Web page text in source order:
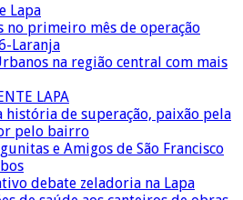
Lapa
no primeiro mês de operação
Laranja
na região central com mais
LAPA
história de superação, paixão pela
pelo bairro
e Amigos de São Francisco
debate zeladoria na Lapa